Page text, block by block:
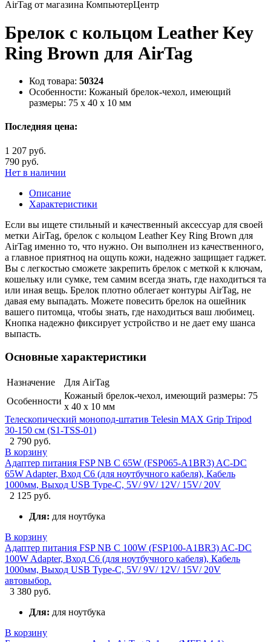
Брелок с кольцом Leather Key
Ring Brown для AirTag
Код товара: 50324
Особенности: Кожаный брелок-чехол, имеющий
размеры: 75 x 40 x 10 мм
Последняя цена:
1 207 руб.
790 руб.
Нет в наличии
Описание
Характеристики
Если вы ищете стильный и качественный аксессуар для своей
метки AirTag, брелок с кольцом Leather Key Ring Brown для
AirTag именно то, что нужно. Он выполнен из качественного,
а главное приятноq на ощупь кожи, надежно защищает гаджет.
Вы с легкостью сможете закрепить брелок с меткой к ключам,
кошельку или сумке, тем самим всегда знать, где находиться та
или иная вещь. Брелок плотно облегает контуры AirTag, не
давая ему выпадать. Можете повесить брелок на ошейник
вашего питомца, чтобы знать, где находиться ваш любимец.
Кнопка надежно фиксирует устройство и не дает ему шанса
выпасть.
Основные характеристики
Назначение
Для AirTag
Особенности
Кожаный брелок-чехол, имеющий размеры: 75
x 40 x 10 мм
Телескопический монопод-штатив Telesin MAX Grip Tripod
30-150 см (S1-TSS-01)
2 790 руб.
В корзину
Адаптер питания FSP NB C 65W (FSP065-A1BR3) AC-DC
65W Adapter, Вход C6 (для ноутбучного кабеля), Кабель
1000мм, Выход USB Type-C, 5V/ 9V/ 12V/ 15V/ 20V
2 125 руб.
Для: для ноутбука
В корзину
Адаптер питания FSP NB C 100W (FSP100-A1BR3) AC-DC
100W Adapter, Вход C6 (для ноутбучного кабеля), Кабель
1000мм, Выход USB Type-C, 5V/ 9V/ 12V/ 15V/ 20V
автовыбор.
3 380 руб.
Для: для ноутбука
В корзину